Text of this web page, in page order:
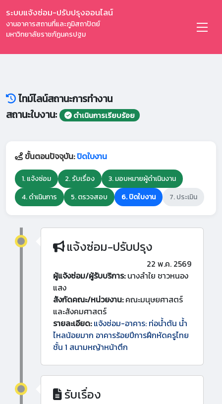
ระบบแจ้งซ่อม-ปรับปรุงออนไลน์
งานอาคารสถานที่และภูมิสถาปัตย์
มหาวิทยาลัยราชภัฏนครปฐม
ไทม์ไลน์สถานะการทำงาน
สถานะใบงาน:
ดำเนินการเรียบร้อย
ขั้นตอนปัจจุบัน:ปิดใบงาน
1. แจ้งซ่อม 2. รับเรื่อง
3. มอบหมายผู้ดำเนินงาน
4. ดำเนินการ
5. ตรวจสอบ 6. ปิดใบงาน 7. ประเมิน
แจ้งซ่อม-ปรับปรุง
22 พ.ค. 2569
ผู้แจ้งซ่อม/ผู้รับบริการ:นางลำใย ชาวหนอง
แสง
สังกัดคณะ/หน่วยงาน:คณะมนุษยศาสตร์
และสังคมศาสตร์
รายละเอียด: แจ้งซ่อม-อาคาร: ท่อน้ำตัน น้ำ
ไหลน้อยมาก อาคารร้อยปีการฝึกหัดครูไทย
ชั้น 1 สนามหญ้าหน้าตึก
รับเรื่อง